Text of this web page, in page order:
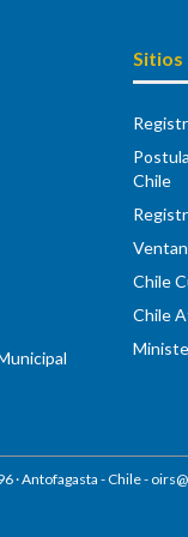
Sitios
Chile
Chile
Chile
· Antofagasta - Chile -